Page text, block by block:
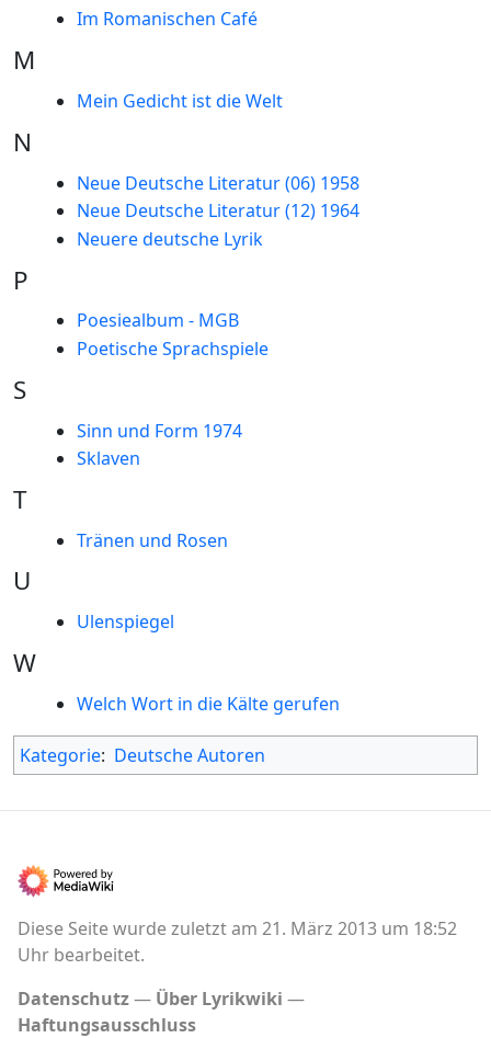
Im Romanischen Café
M
Mein Gedicht ist die Welt
N
Neue Deutsche Literatur (06) 1958
Neue Deutsche Literatur (12) 1964
Neuere deutsche Lyrik
P
Poesiealbum - MGB
Poetische Sprachspiele
S
Sinn und Form 1974
Sklaven
T
Tränen und Rosen
U
Ulenspiegel
W
Welch Wort in die Kälte gerufen
Kategorie: Deutsche Autoren
Diese Seite wurde zuletzt am 21. März 2013 um 18:52
Uhr bearbeitet.
Datenschutz
Über Lyrikwiki
Haftungsausschluss